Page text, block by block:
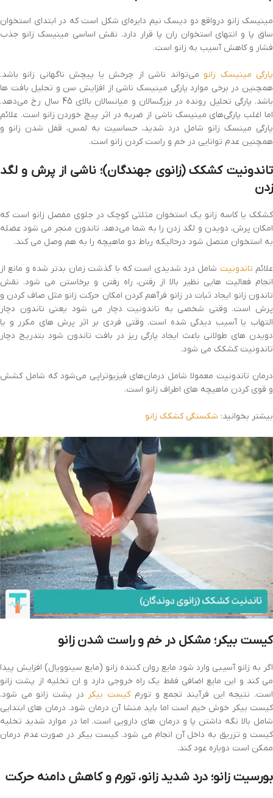
مینیسک زانو درواقع دو دیسک نیم دایره‌ای شکل است که در ابتدای استخوان
ساق پا و انتهای استخوان ران پا قرار دارد. نقش اساسی مینیسک زانو جذب
فشار و کاهش آسیب به زانو است.
پارگی مینیسک زانو می‌تواند ناشی از چرخش یا پیچش ناگهانی زانو باشد.
همچنین در برخی موارد پارگی مینیسک ناشی از افزایش سن و تحلیل بافت ها
باشد. پارگی تحلیل رونده در بزرگسالان و میانسالان بالای 45 سال رخ می‌دهد.
اما اغلب پارگی‌های مینیسک ناشی از ضربه در اثر پیچ خوردن زانو است. علائم
پارگی مینسک زانو شامل درد شدید، حساسیت به لمس، قفل شدن زانو و
همچنین عدم توانایی در خم و راست کردن زانو است.
تاندونیت کشکک (زانوی جهندگان)؛ ناشی از پرش و لگد
زدن
کشکک یا کاسه زانو یک استخوان مثلثی کوچک در جلوی مفصل زانو است که
امکان پرش، دویدن و لگد زدن را به شما می‌دهد. تاندون منجر می شود عضله
به استخوان متصل شود درحالیکه رباط دو ماهیچه را به هم وصل می کند.
علائم تاندونیت شامل درد شدیدی است که با گذشت زمان بدتر شده و مانع از
انجام فعالیت هایی نظیر بالا از رفتن، راه رفتن و برخاستن می شود. نقش
تاندون زانو ایجاد ثبات در زانو فرآهم کردن امکان حرکت زانو مثل صاف کردن و
پرش است. وقتی شخصی به تاندونیت دچار می شود یعنی تاندون دچار
التهاب یا آسیب دیدگی شده است. وقتی فردی بر اثر پرش های مکرر و یا
دویدن های طولانی باعث ایجاد پارگی ریز در بافت تاندون شود بتدریج دچار
تاندونیت کشکک می شود.
درمان تاندونیت معمولا شامل درمان‌‎های فیزیوتراپی می‌شود که شامل کشش
و قوی کردن ماهیچه های اطراف زانو است.
بیشتر بخوانید: شکستگی کشکک زانو
کیست بیکر؛ مشکل در خم و راست شدن زانو
اگر به زانو آسیبی وارد شود مایع روان کننده زانو (مایع سینوویال) افزایش پیدا
می کند و این مایع اضافی فقط یک راه خروجی دارد و ان تخلیه از پشت زانو
است. نتیجه این فرآیند تجمع و تورمکیست بیکر در پشت زانو می شود.
کیست بیکر خوش خیم است اما باید منشا آن درمان شود. درمان های ابتدایی
شامل بالا نگه داشتن پا و درمان های دارویی است. اما در موارد شدید تخلیه
کیست و تزریق به داخل آن انجام می شود. کیست بیکر در صورت عدم درمان
ممکن است دوباره عود کند.
بورسیت زانو؛ درد شدید زانو، تورم و کاهش دامنه حرکت